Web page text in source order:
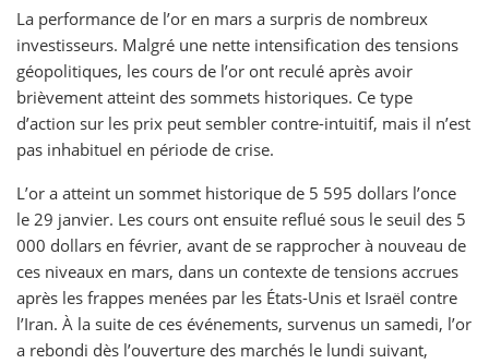
La performance de l’or en mars a surpris de nombreux
investisseurs. Malgré une nette intensification des tensions
géopolitiques, les cours de l’or ont reculé après avoir
brièvement atteint des sommets historiques. Ce type
d’action sur les prix peut sembler contre-intuitif, mais il n’est
pas inhabituel en période de crise.
L’or a atteint un sommet historique de 5 595 dollars l’once
le 29 janvier. Les cours ont ensuite reflué sous le seuil des 5
000 dollars en février, avant de se rapprocher à nouveau de
ces niveaux en mars, dans un contexte de tensions accrues
après les frappes menées par les États-Unis et Israël contre
l’Iran. À la suite de ces événements, survenus un samedi, l’or
a rebondi dès l’ouverture des marchés le lundi suivant,